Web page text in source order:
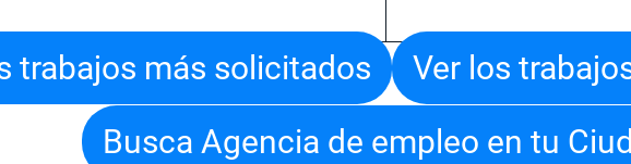
trabajos más solicitados
Ver los
Busca Agencia de empleo en tu